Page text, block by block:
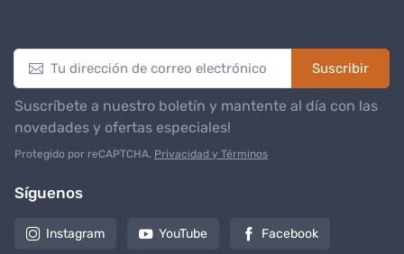
Suscribir
Suscríbete a nuestro boletín y mantente al día con las
novedades y ofertas especiales!
Protegido por reCAPTCHA. Privacidad y Términos
Síguenos
Instagram YouTube Facebook